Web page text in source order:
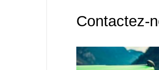
Contactez-